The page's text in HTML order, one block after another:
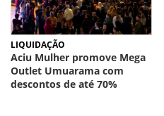
LIQUIDAÇÃO
Aciu Mulher promove Mega
Outlet Umuarama com
descontos de até 70%